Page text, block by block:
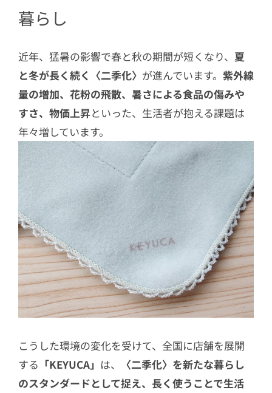
3冷蔵庫ドアポケット
冷凍庫
5野菜室
6収納ポイントのまとめ
7 2026年春のおすすめ新作
7.1ハレの日も日常も使えるオシャレ
グッズ
7.2 花粉対策グッズ
7.3
トラベル快適グッズ
7.4 UV対策グッズ
7.5お弁当グッズ
8まとめ：二季化での暮らしについて
暮らし
近年、猛暑の影響で春と秋の期間が短くなり、 夏
と冬が長く続く〈二季化〉 が進んでいます。 紫外線
量の増加、花粉の飛散、暑さによる食品の傷みや
すさ、物価上昇といった、生活者が抱える課題は
年々増しています。
こうした環境の変化を受けて、全国に店舗を展開
する 「KEYUCA」 は、
〈二季化〉を新たな暮らし
のスタンダードとして捉え、長く使うことで生活